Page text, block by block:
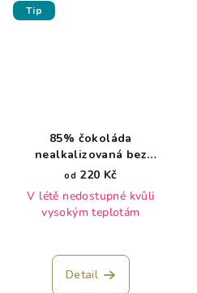
Tip
85% čokoláda
nealkalizovaná bez
lecitinu Bio
od 220 Kč
V létě nedostupné kvůli
vysokým teplotám
hodnocení
produktu
Detail